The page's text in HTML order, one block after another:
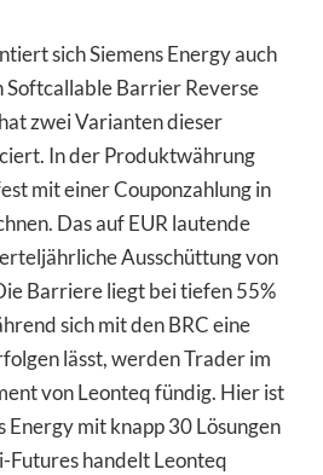
sich Siemens Energy auch
Softcallable Barrier Reverse
zwei Varianten dieser
In der Produktwährung
mit einer Couponzahlung in
Das auf EUR lautende
Ausschüttung von
Barriere liegt bei tiefen 55%
sich mit den BRC eine
lässt, werden Trader im
von Leonteq fündig. Hier ist
Energy mit knapp 30 Lösungen
handelt Leonteq